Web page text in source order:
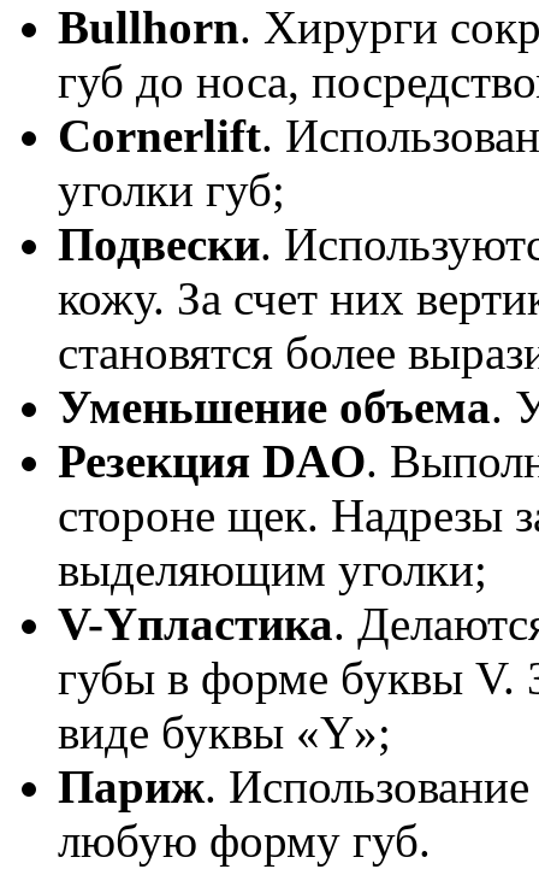
Bullhorn. Хирурги
губ до носа,
Cornerlift.
уголки губ;
Подвески.
кожу. За счет них
становятся более
Уменьшение объема.
Резекция DAO.
стороне щек. Надрезы
выделяющим уголки;
V-Yпластика.
губы в форме буквы V.
виде буквы «Y»;
Париж.
любую форму губ.